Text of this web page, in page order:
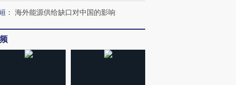
国走私7万
检体内含3种
度Z世代 用街头抗争将教
： 海外能源供给缺口对中国的影响